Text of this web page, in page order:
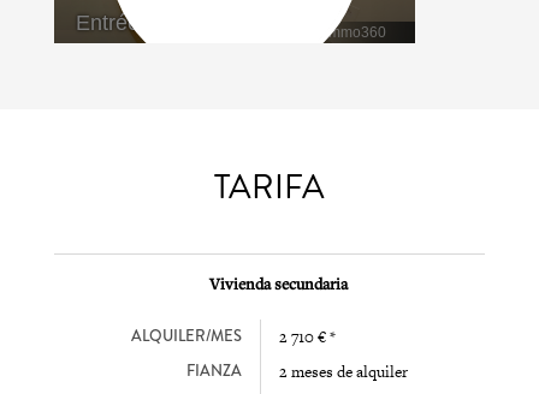
TARIFA
Vivienda secundaria
ALQUILER/MES 2 710 € *
FIANZA 2 meses de alquiler